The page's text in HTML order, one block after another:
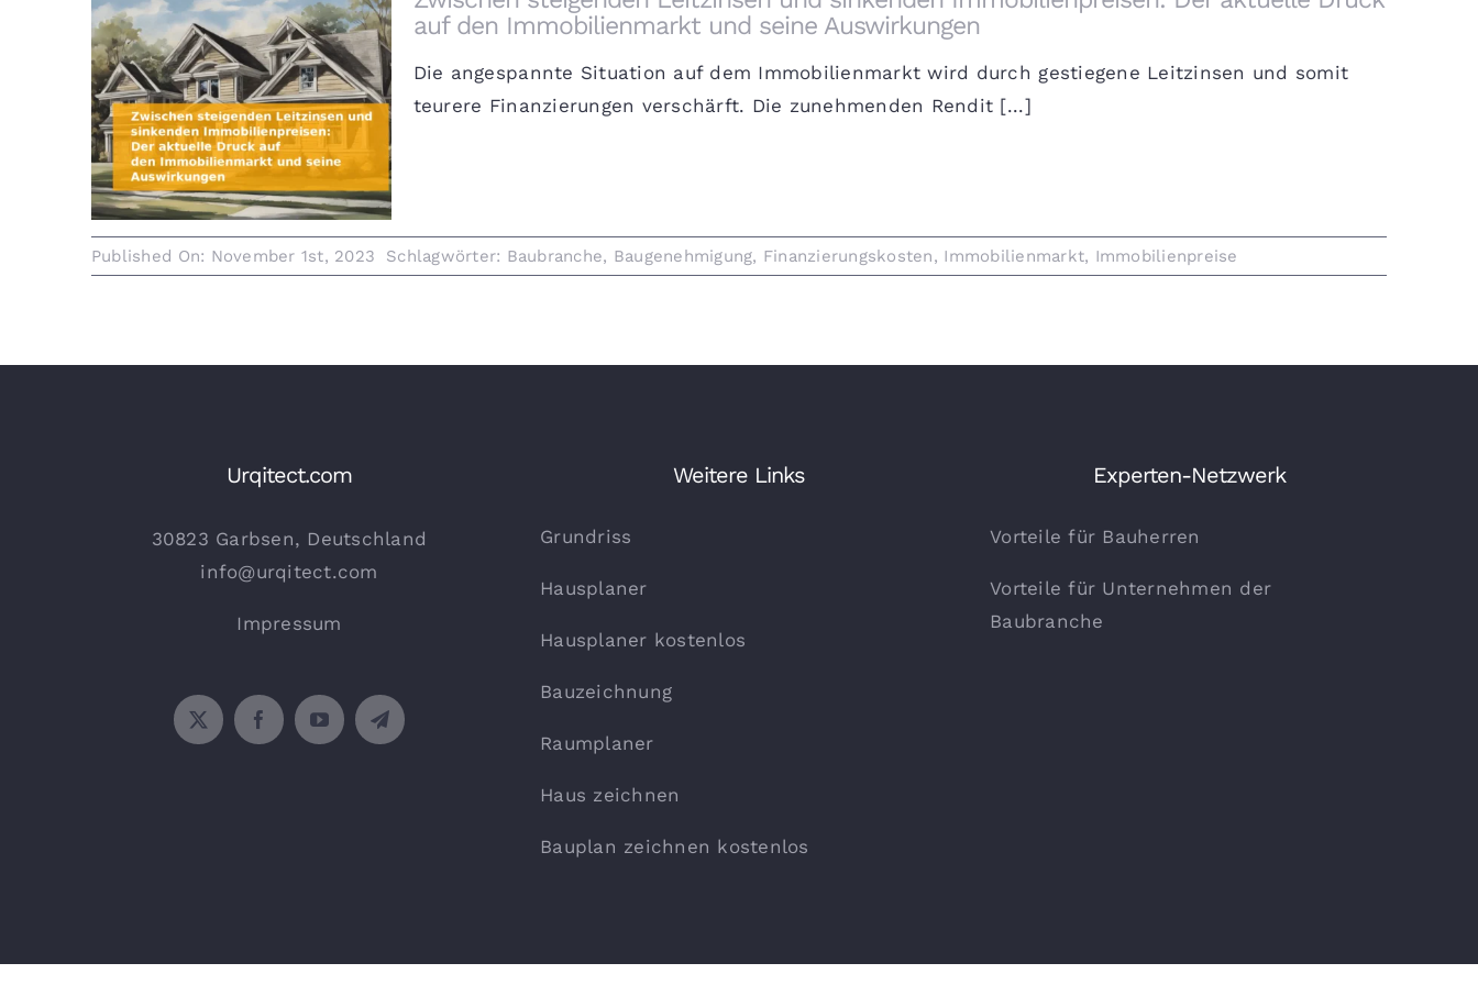
Zwischen steigenden Leitzinsen
und sinkenden
Immobilienpreisen: Der aktuelle
Druck auf den Immobilienmarkt
und seine Auswirkungen
auf den Immobilienmarkt und seine Auswirkungen
Die angespannte Situation auf dem Immobilienmarkt wird durch gestiegene Leitzinsen und somit
teurere Finanzierungen verschärft. Die zunehmenden Rendit [...]
Published On: November 1st, 2023 Schlagwörter: Baubranche, Baugenehmigung, Finanzierungskosten, Immobilienmarkt, Immobilienpreise
Urqitect.com
30823 Garbsen, Deutschland
info@urqitect.com
Impressum
Weitere Links
Grundriss
Hausplaner
Hausplaner kostenlos
Bauzeichnung
Raumplaner
Haus zeichnen
Bauplan zeichnen kostenlos
Experten-Netzwerk
Vorteile für Bauherren
Vorteile für Unternehmen der
Baubranche